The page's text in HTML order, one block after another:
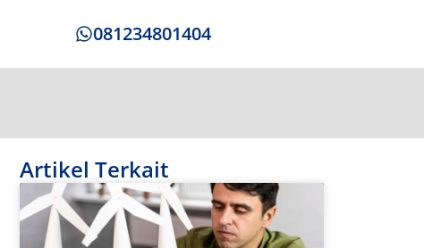
081234801404
Artikel Terkait